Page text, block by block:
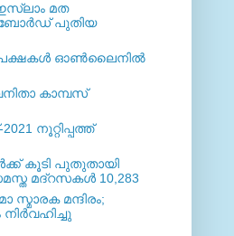
മത
ബോര്‍ഡ് പുതിയ
ഓൺലൈനിൽ
കാമ്പസ്
നൂറ്റിപ്പത്ത്
കൂടി പുതുതായി
മദ്റസകള്‍ 10,283
മന്ദിരം;